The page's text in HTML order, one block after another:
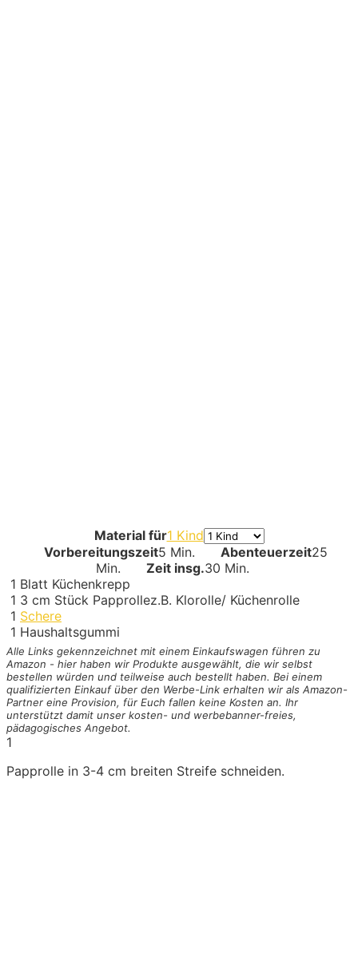
Material für1 Kind
Vorbereitungszeit5 Min. Abenteuerzeit25
Min.
Zeit insg.30 Min.
1 Blatt Küchenkrepp
1 3 cm Stück Papprollez.B. Klorolle/ Küchenrolle
1 Schere
1 Haushaltsgummi
Alle Links gekennzeichnet mit einem Einkaufswagen führen zu
Amazon - hier haben wir Produkte ausgewählt, die wir selbst
bestellen würden und teilweise auch bestellt haben. Bei einem
qualifizierten Einkauf über den Werbe-Link erhalten wir als Amazon-
Partner eine Provision, für Euch fallen keine Kosten an. Ihr
unterstützt damit unser kosten- und werbebanner-freies,
pädagogisches Angebot.
1
Papprolle in 3-4 cm breiten Streife schneiden.